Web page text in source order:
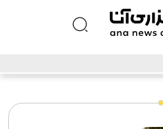
راستای بهینه‌سازی مصرف انرژی گام‌های